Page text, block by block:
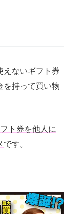
えないギフト券
を持って買い物
ト券を他人に
です。